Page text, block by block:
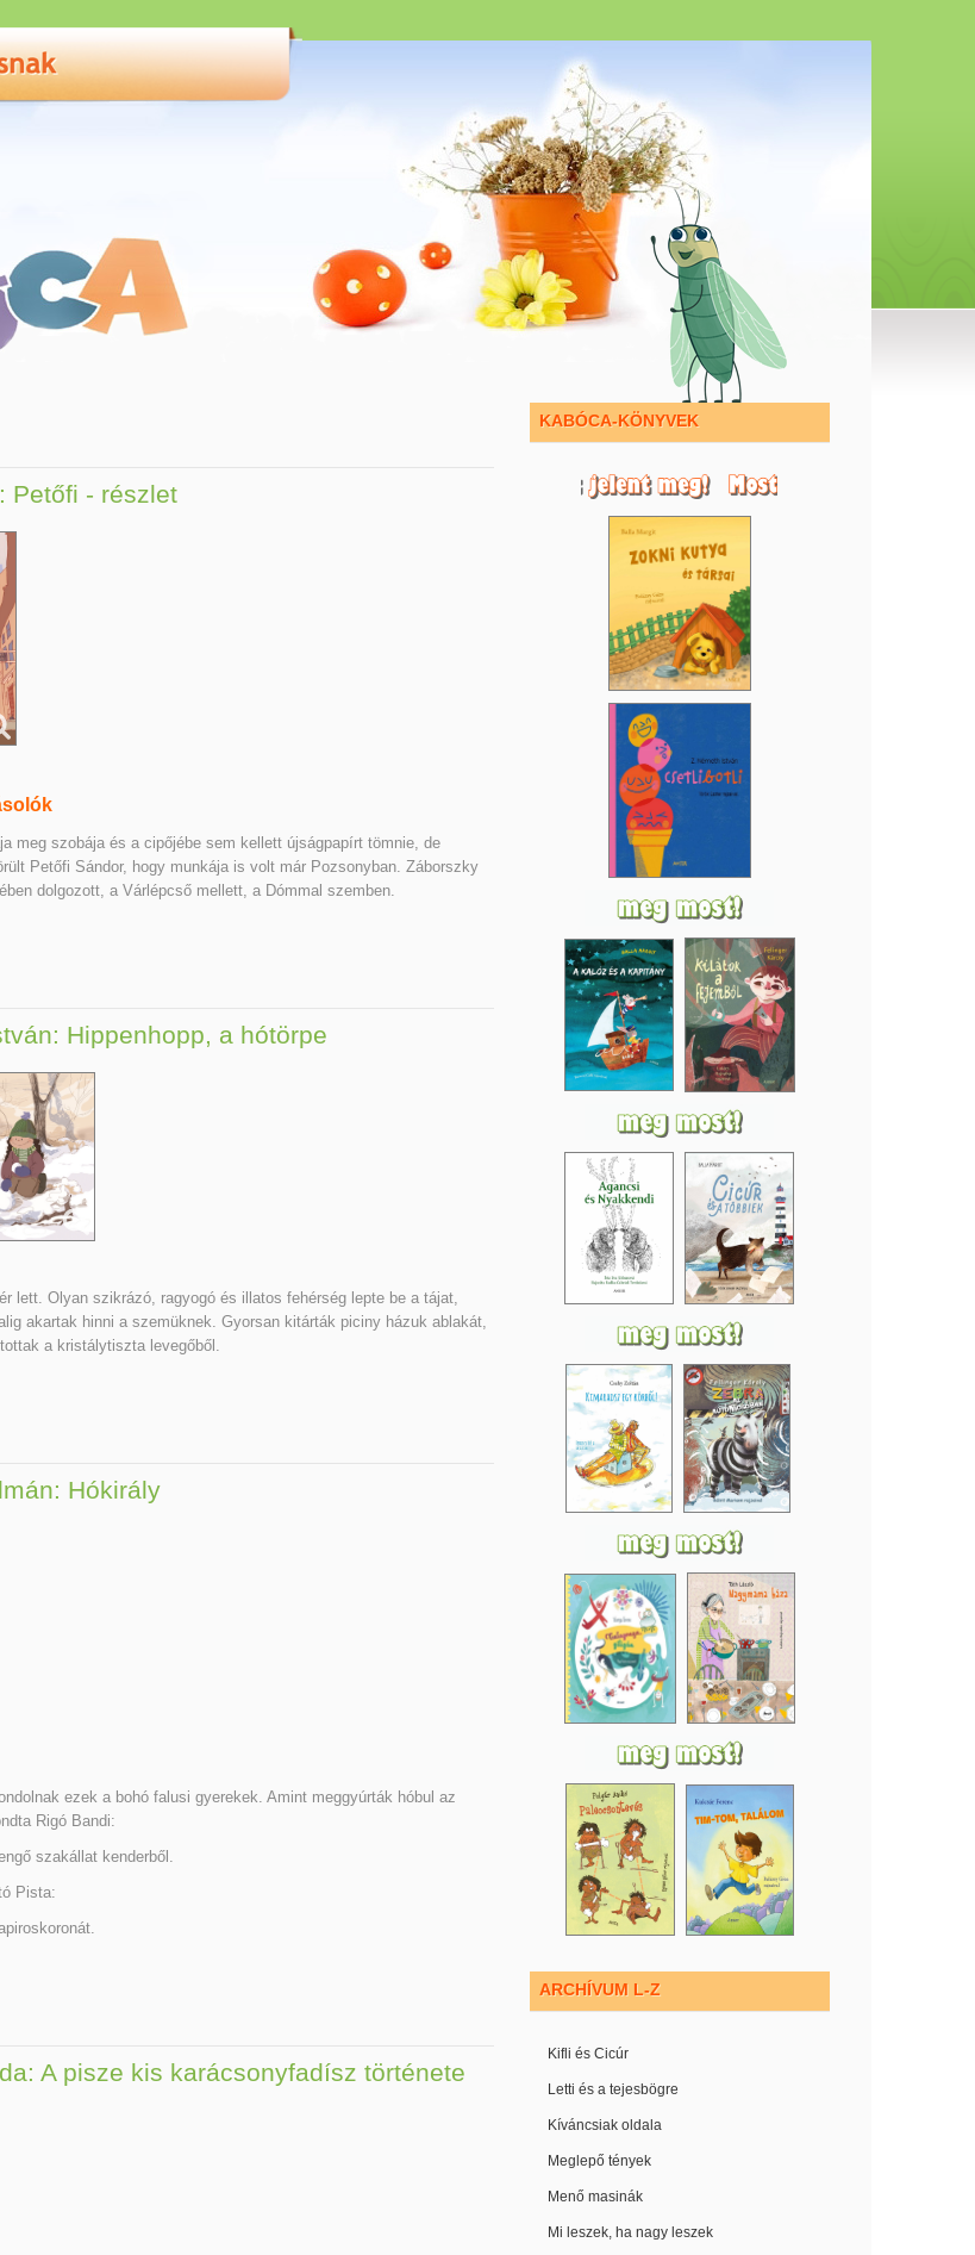
Petőfi - részlet
meg szobája és a cipőjébe sem kellett újságpapírt tömnie, de
Petőfi Sándor, hogy munkája is volt már Pozsonyban. Záborszky
dolgozott, a Várlépcső mellett, a Dómmal szemben.
Hippenhopp, a hótörpe
lett. Olyan szikrázó, ragyogó és illatos fehérség lepte be a tájat,
akartak hinni a szemüknek. Gyorsan kitárták piciny házuk ablakát,
a kristálytiszta levegőből.
Hókirály
ezek a bohó falusi gyerekek. Amint meggyúrták hóbul az
Rigó Bandi:
szakállat kenderből.
Pista:
A pisze kis karácsonyfadísz története
KABÓCA-KÖNYVEK
ARCHÍVUM L-Z
Kifli és Cicúr
Letti és a tejesbögre
Kíváncsiak oldala
Meglepő tények
Menő masinák
Mi leszek, ha nagy leszek